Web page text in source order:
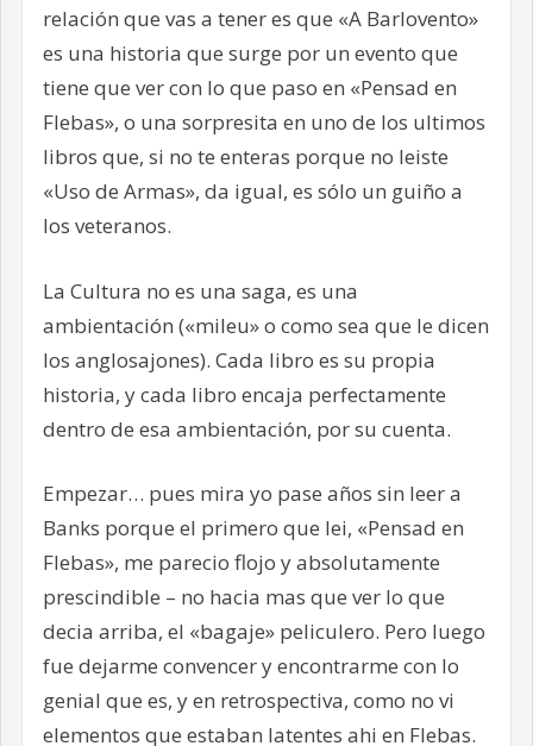
relación que vas a tener es que «A Barlovento»
es una historia que surge por un evento que
tiene que ver con lo que paso en «Pensad en
Flebas», o una sorpresita en uno de los ultimos
libros que, si no te enteras porque no leiste
«Uso de Armas», da igual, es sólo un guiño a
los veteranos.
La Cultura no es una saga, es una
ambientación («mileu» o como sea que le dicen
los anglosajones). Cada libro es su propia
historia, y cada libro encaja perfectamente
dentro de esa ambientación, por su cuenta.
Empezar… pues mira yo pase años sin leer a
Banks porque el primero que lei, «Pensad en
Flebas», me parecio flojo y absolutamente
prescindible – no hacia mas que ver lo que
decia arriba, el «bagaje» peliculero. Pero luego
fue dejarme convencer y encontrarme con lo
genial que es, y en retrospectiva, como no vi
elementos que estaban latentes ahi en Flebas.